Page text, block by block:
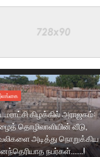
கிழக்கில் அராஜகம்:
தொழிலாளியின் வீடு,
அடித்து நொறுக்கிய
நபர்கள்.......!